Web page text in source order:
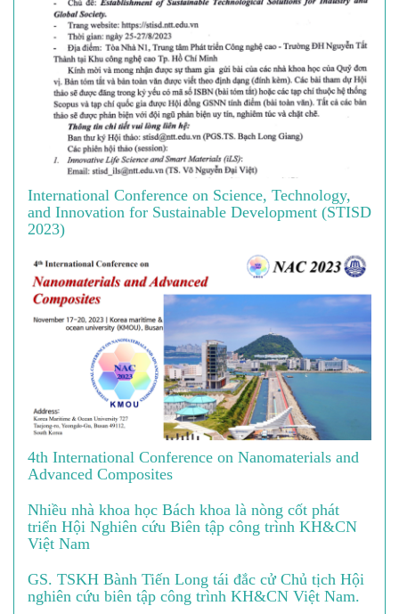
International Conference on Science, Technology,
and Innovation for Sustainable Development (STISD
2023)
4th International Conference on Nanomaterials and
Advanced Composites
Nhiều nhà khoa học Bách khoa là nòng cốt phát
triển Hội Nghiên cứu Biên tập công trình KH&CN
Việt Nam
GS. TSKH Bành Tiến Long tái đắc cử Chủ tịch Hội
nghiên cứu biên tập công trình KH&CN Việt Nam.